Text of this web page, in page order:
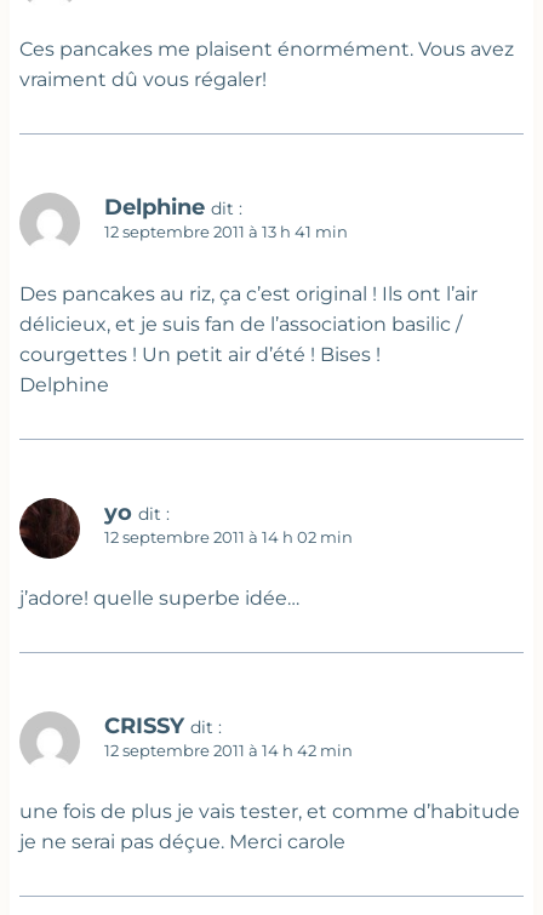
Ces pancakes me plaisent énormément. Vous avez
vraiment dû vous régaler!
Delphine dit :
12 septembre 2011 à 13 h 41 min
Des pancakes au riz, ça c’est original ! Ils ont l’air
délicieux, et je suis fan de l’association basilic /
courgettes ! Un petit air d’été ! Bises !
Delphine
yo dit :
12 septembre 2011 à 14 h 02 min
j’adore! quelle superbe idée…
CRISSY dit :
12 septembre 2011 à 14 h 42 min
une fois de plus je vais tester, et comme d’habitude
je ne serai pas déçue. Merci carole